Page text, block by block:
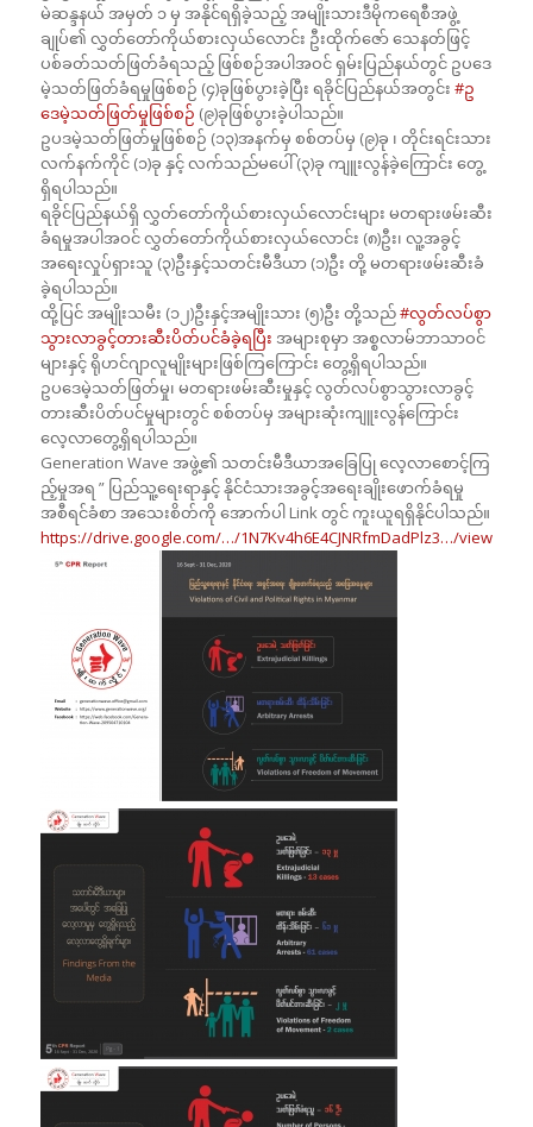
မဲဆန္ဒနယ် အမှတ် ၁ မှ အနိုင်ရရှိခဲ့သည့် အမျိုးသားဒီမိုကရေစီအဖွဲ့
ချုပ်၏ လွှတ်တော်ကိုယ်စားလှယ်လောင်း ဦးထိုက်ဇော် သေနတ်ဖြင့်
ပစ်ခတ်သတ်ဖြတ်ခံရသည့် ဖြစ်စဉ်အပါအဝင် ရှမ်းပြည်နယ်တွင် ဥပဒေ
မဲ့သတ်ဖြတ်ခံရမှုဖြစ်စဉ် (၄)ခုဖြစ်ပွားခဲ့ပြီး ရခိုင်ပြည်နယ်အတွင်း #ဥ
ဒေမဲ့သတ်ဖြတ်မှုဖြစ်စဉ် (၉)ခုဖြစ်ပွားခဲ့ပါသည်။
ဥပဒမဲ့သတ်ဖြတ်မှုဖြစ်စဉ် (၁၃)အနက်မှ စစ်တပ်မှ (၉)ခု ၊ တိုင်းရင်းသား
လက်နက်ကိုင် (၁)ခု နှင့် လက်သည်မပေါ် (၃)ခု ကျူးလွန်ခဲ့ကြောင်း တွေ့
ရှိရပါသည်။
ရခိုင်ပြည်နယ်ရှိ လွှတ်တော်ကိုယ်စားလှယ်လောင်းများ မတရားဖမ်းဆီး
ခံရမှုအပါအဝင် လွှတ်တော်ကိုယ်စားလှယ်လောင်း (၈)ဦး၊ လူ့အခွင့်
အရေးလှုပ်ရှားသူ (၃)ဦးနှင့်သတင်းမီဒီယာ (၁)ဦး တို့ မတရားဖမ်းဆီးခံ
ခဲ့ရပါသည်။
ထို့ပြင် အမျိုးသမီး (၁၂)ဦးနှင့်အမျိုးသား (၅)ဦး တို့သည်#လွတ်လပ်စွာ
သွားလာခွင့်တားဆီးပိတ်ပင်ခံခဲ့ရပြီး အများစုမှာ အစ္စလာမ်ဘာသာဝင်
များနှင့် ရိုဟင်ဂျာလူမျိုးများဖြစ်ကြကြောင်း တွေ့ရှိရပါသည်။
ဥပဒေမဲ့သတ်ဖြတ်မှု၊ မတရားဖမ်းဆီးမှုနှင့် လွတ်လပ်စွာသွားလာခွင့်
တားဆီးပိတ်ပင်မှုများတွင် စစ်တပ်မှ အများဆုံးကျူးလွန်ကြောင်း
လေ့လာတွေ့ရှိရပါသည်။
Generation Wave အဖွဲ့၏ သတင်းမီဒီယာအခြေပြု လေ့လာစောင့်ကြ
ည့်မှုအရ ” ပြည်သူ့ရေးရာနှင့် နိုင်ငံသားအခွင့်အရေးချိုးဖောက်ခံရမှု
အစီရင်ခံစာ အသေးစိတ်ကို အောက်ပါ Link တွင် ကူးယူရရှိနိုင်ပါသည်။
https://drive.google.com/…/1N7Kv4h6E4CJNRfmDadPlz3…/view